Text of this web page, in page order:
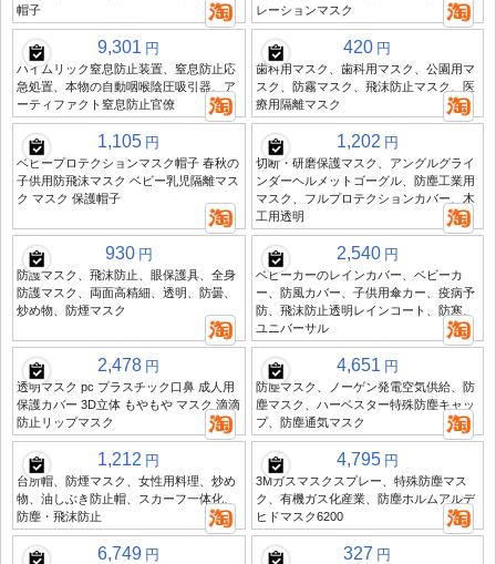
帽子
レーションマスク
9,301 円
ハイムリック窒息防止装置、窒息防止応
急処置、本物の自動咽喉陰圧吸引器、ア
ーティファクト窒息防止官僚
420 円
歯科用マスク、歯科用マスク、公園用マ
スク、防霧マスク、飛沫防止マスク、医
療用隔離マスク
1,105 円
ベビープロテクションマスク帽子 春秋の
子供用防飛沫マスク ベビー乳児隔離マス
ク マスク 保護帽子
1,202 円
切断・研磨保護マスク、アングルグライ
ンダーヘルメットゴーグル、防塵工業用
マスク、フルプロテクションカバー、木
工用透明
930 円
防護マスク、飛沫防止、眼保護具、全身
防護マスク、両面高精細、透明、防曇、
炒め物、防煙マスク
2,540 円
ベビーカーのレインカバー、ベビーカ
ー、防風カバー、子供用傘カー、疫病予
防、飛沫防止透明レインコート、防寒、
ユニバーサル
2,478 円
透明マスク pc プラスチック口鼻 成人用
保護カバー 3D立体 もやもや マスク 滴滴
防止リップマスク
4,651 円
防塵マスク、ノーゲン発電空気供給、防
塵マスク、ハーベスター特殊防塵キャッ
プ、防塵通気マスク
1,212 円
台所帽、防煙マスク、女性用料理、炒め
物、油しぶき防止帽、スカーフ一体化、
防塵・飛沫防止
4,795 円
3Mガスマスクスプレー、特殊防塵マス
ク、有機ガス化産業、防塵ホルムアルデ
ヒドマスク6200
6,749 円 327 円